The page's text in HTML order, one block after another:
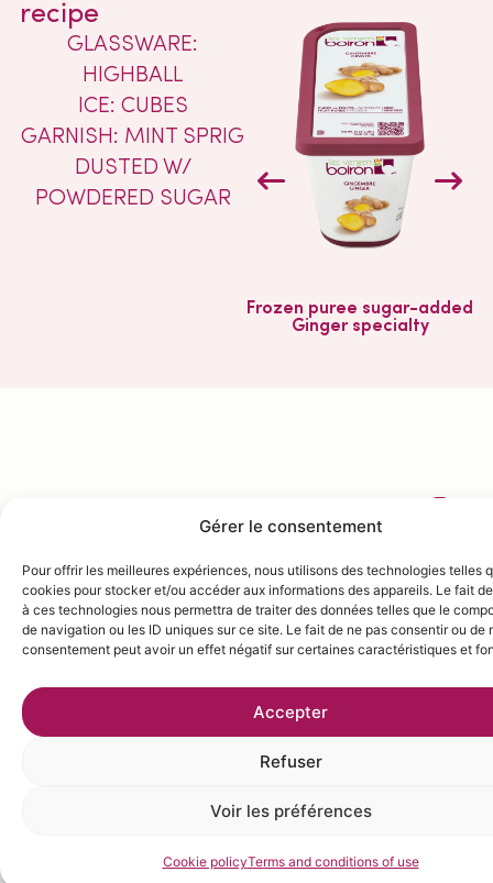
Gérer le consentement
Pour offrir les meilleures expériences, nous utilisons des technologies telles
cookies pour stocker et/ou accéder aux informations des appareils. Le fait
à ces technologies nous permettra de traiter des données telles que le
de navigation ou les ID uniques sur ce site. Le fait de ne pas consentir ou de
consentement peut avoir un effet négatif sur certaines caractéristiques et
Accepter
Refuser
Voir les préférences
Cookie policyTerms and conditions of use
recipe
GLASSWARE:
HIGHBALL
ICE: CUBES
GARNISH: MINT SPRIG
DUSTED W/
POWDERED SUGAR
Frozen puree sugar-added
Ginger specialty
INGRÉDIENTS
Sugar – 1 kg
Water- 75 cl
Put the sugar and water in a
saucepan and stir until
a bottle and seal tightly